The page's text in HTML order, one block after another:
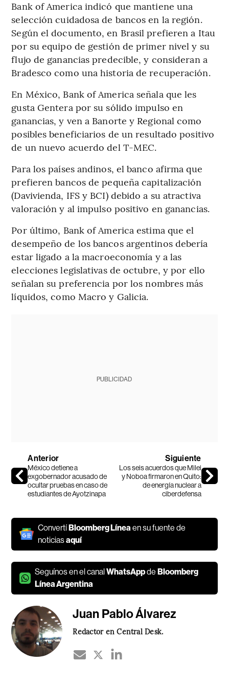
Bank of America indicó que mantiene una
selección cuidadosa de bancos en la región.
Según el documento, en Brasil prefieren a Itau
por su equipo de gestión de primer nivel y su
flujo de ganancias predecible, y consideran a
Bradesco como una historia de recuperación.
En México, Bank of America señala que les
gusta Gentera por su sólido impulso en
ganancias, y ven a Banorte y Regional como
posibles beneficiarios de un resultado positivo
de un nuevo acuerdo del T-MEC.
Para los países andinos, el banco afirma que
prefieren bancos de pequeña capitalización
(Davivienda, IFS y BCI) debido a su atractiva
valoración y al impulso positivo en ganancias.
Por último, Bank of America estima que el
desempeño de los bancos argentinos debería
estar ligado a la macroeconomía y a las
elecciones legislativas de octubre, y por ello
señalan su preferencia por los nombres más
líquidos, como Macro y Galicia.
PUBLICIDAD
Anterior
México detiene a
exgobernador acusado de
ocultar pruebas en caso de
estudiantes de Ayotzinapa
Siguiente
Los seis acuerdos que Milei
y Noboa firmaron en Quito:
de energía nuclear a
ciberdefensa
ConvertíBloomberg Línea en su fuente de
noticiasaquí
Seguínos en el canalWhatsAppdeBloomberg
Línea Argentina
Juan Pablo Álvarez
Redactor en Central Desk.